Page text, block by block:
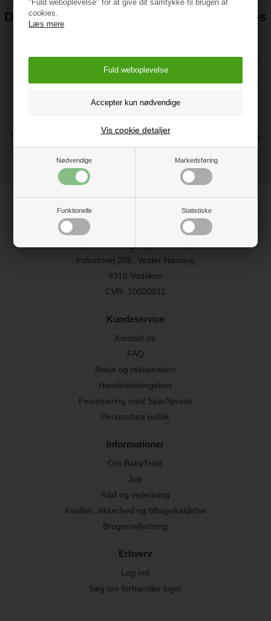
"Fuld weboplevelse" for at give dit samtykke til brugen af
cookies.
Læs mere
Nødvendige Markedsføring
Funktionelle Statistiske
Vis cookie detaljer
Det kan blive endnu billigere at handle hos
* Ved at tilmelde dig accepterer du vores persondatapolitik vedr. nyhedsbrev
** Du kan altid afmelde dig vores nyhedsbrev, hvis du ikke ønsker at
Industrivej 20E, Vester Hassing
9310 Vodskov
CVR: 10020611
Kundeservice
Kontakt os
FAQ
Retur og reklamation
Handelsbetingelser
Finansiering med SparXpress
Persondata politik
Informationer
Om BabyTrold
Job
Råd og vejledning
Kvalitet, sikkerhed og tilbagekaldelse
Brugervejledning
Erhverv
Log ind
Søg om forhandler login